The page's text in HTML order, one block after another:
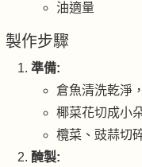
油適量
製作步驟
準備:
倉魚清洗乾淨
椰菜花切成小
欖菜、豉蒜切
醃製: